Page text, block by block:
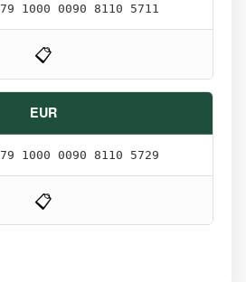
1000 0090 8110 5711
📋
EUR
1000 0090 8110 5729
📋